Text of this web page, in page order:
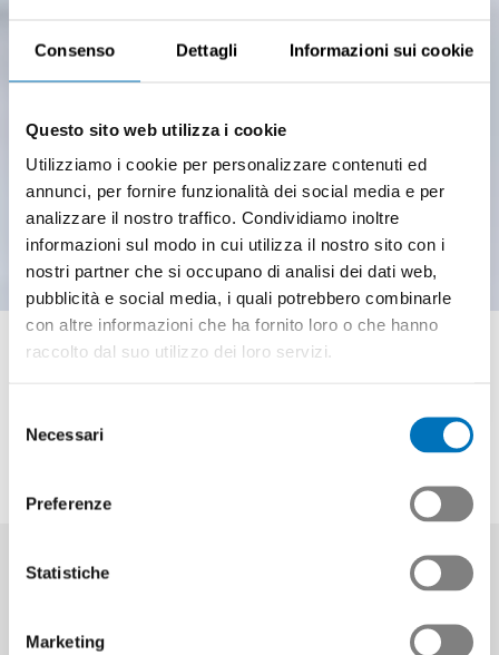
Consenso Dettagli Informazioni sui cookie
Questo sito web utilizza i cookie
Utilizziamo i cookie per personalizzare contenuti ed
annunci, per fornire funzionalità dei social media e per
analizzare il nostro traffico. Condividiamo inoltre
informazioni sul modo in cui utilizza il nostro sito con i
nostri partner che si occupano di analisi dei dati web,
pubblicità e social media, i quali potrebbero combinarle
con altre informazioni che ha fornito loro o che hanno
raccolto dal suo utilizzo dei loro servizi.
delNecessari
Preferenze
Statistiche
Marketing
Partner di formazione
Impegnati per i giovani talenti
dell’industria tech